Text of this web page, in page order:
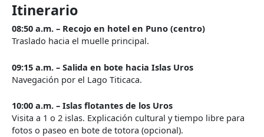
Itinerario
08:50 a.m. – Recojo en hotel en Puno (centro)
Traslado hacia el muelle principal.
09:15 a.m. – Salida en bote hacia Islas Uros
Navegación por el Lago Titicaca.
10:00 a.m. – Islas flotantes de los Uros
Visita a 1 o 2 islas. Explicación cultural y tiempo libre para
fotos o paseo en bote de totora (opcional).